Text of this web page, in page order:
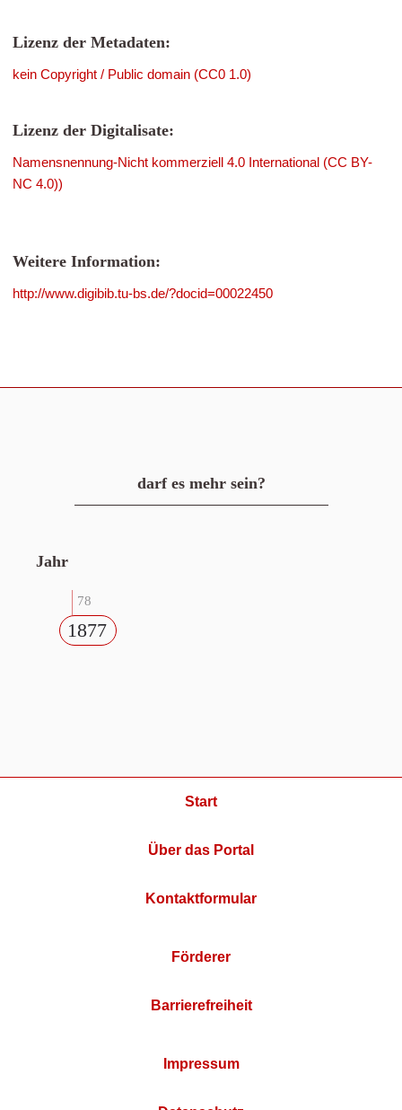
Lizenz der Metadaten:
kein Copyright / Public domain (CC0 1.0)
Lizenz der Digitalisate:
Namensnennung-Nicht kommerziell 4.0 International (CC BY-
NC 4.0))
Weitere Information:
http://www.digibib.tu-bs.de/?docid=00022450
darf es mehr sein?
Jahr
78
1877
Start
Über das Portal
Kontaktformular
Förderer
Barrierefreiheit
Impressum